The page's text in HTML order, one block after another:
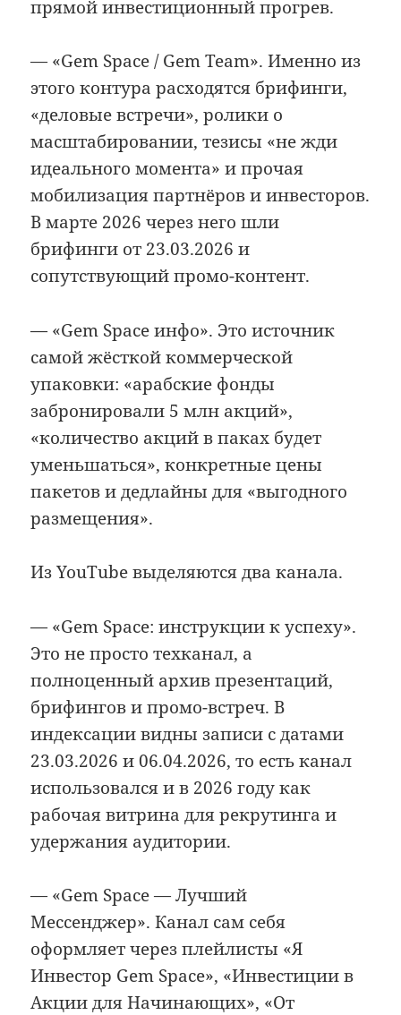
прямой инвестиционный прогрев.
— «Gem Space / Gem Team». Именно из
этого контура расходятся брифинги,
«деловые встречи», ролики о
масштабировании, тезисы «не жди
идеального момента» и прочая
мобилизация партнёров и инвесторов.
В марте 2026 через него шли
брифинги от 23.03.2026 и
сопутствующий промо-контент.
— «Gem Space инфо». Это источник
самой жёсткой коммерческой
упаковки: «арабские фонды
забронировали 5 млн акций»,
«количество акций в паках будет
уменьшаться», конкретные цены
пакетов и дедлайны для «выгодного
размещения».
Из YouTube выделяются два канала.
— «Gem Space: инструкции к успеху».
Это не просто техканал, а
полноценный архив презентаций,
брифингов и промо-встреч. В
индексации видны записи с датами
23.03.2026 и 06.04.2026, то есть канал
использовался и в 2026 году как
рабочая витрина для рекрутинга и
удержания аудитории.
— «Gem Space — Лучший
Мессенджер». Канал сам себя
оформляет через плейлисты «Я
Инвестор Gem Space», «Инвестиции в
Акции для Начинающих», «От